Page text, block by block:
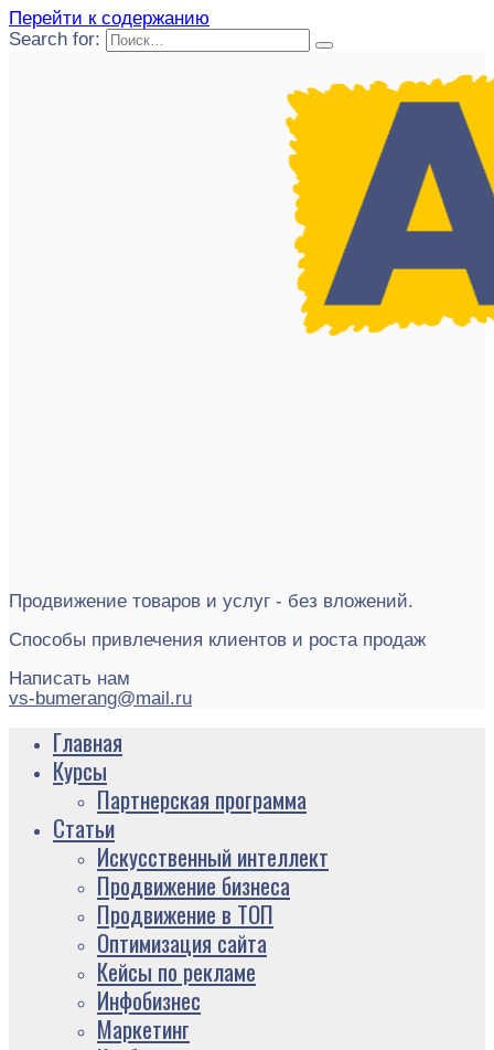
Перейти к содержанию
Search for:
Продвижение товаров и услуг - без вложений.
Способы привлечения клиентов и роста продаж
Написать нам
vs-bumerang@mail.ru
Главная
Курсы
Партнерская программа
Статьи
Искусственный интеллект
Продвижение бизнеса
Продвижение в ТОП
Оптимизация сайта
Кейсы по рекламе
Инфобизнес
Маркетинг